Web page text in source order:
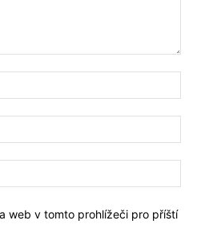
web v tomto prohlížeči pro příští